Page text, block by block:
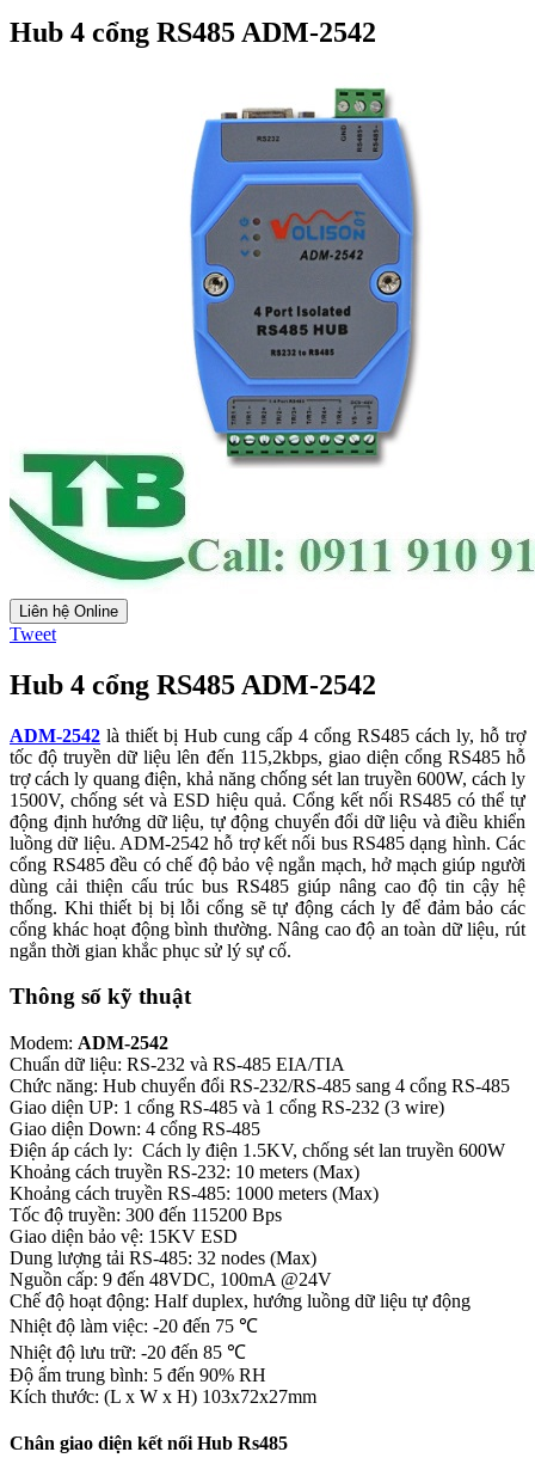
Hub 4 cổng RS485 ADM-2542
Liên hệ Online
Tweet
Hub 4 cổng RS485 ADM-2542
ADM-2542 là thiết bị Hub cung cấp 4 cổng RS485 cách ly, hỗ trợ
tốc độ truyền dữ liệu lên đến 115,2kbps, giao diện cổng RS485 hỗ
trợ cách ly quang điện, khả năng chống sét lan truyền 600W, cách ly
1500V, chống sét và ESD hiệu quả. Cổng kết nối RS485 có thể tự
động định hướng dữ liệu, tự động chuyển đổi dữ liệu và điều khiển
luồng dữ liệu. ADM-2542 hỗ trợ kết nối bus RS485 dạng hình. Các
cổng RS485 đều có chế độ bảo vệ ngắn mạch, hở mạch giúp người
dùng cải thiện cấu trúc bus RS485 giúp nâng cao độ tin cậy hệ
thống. Khi thiết bị bị lỗi cổng sẽ tự động cách ly để đảm bảo các
cổng khác hoạt động bình thường. Nâng cao độ an toàn dữ liệu, rút
ngắn thời gian khắc phục sử lý sự cố.
Thông số kỹ thuật
Modem: ADM-2542
Chuẩn dữ liệu: RS-232 và RS-485 EIA/TIA
Chức năng: Hub chuyển đổi RS-232/RS-485 sang 4 cổng RS-485
Giao diện UP: 1 cổng RS-485 và 1 cổng RS-232 (3 wire)
Giao diện Down: 4 cổng RS-485
Điện áp cách ly: Cách ly điện 1.5KV, chống sét lan truyền 600W
Khoảng cách truyền RS-232: 10 meters (Max)
Khoảng cách truyền RS-485: 1000 meters (Max)
Tốc độ truyền: 300 đến 115200 Bps
Giao diện bảo vệ: 15KV ESD
Dung lượng tải RS-485: 32 nodes (Max)
Nguồn cấp: 9 đến 48VDC, 100mA @24V
Chế độ hoạt động: Half duplex, hướng luồng dữ liệu tự động
Nhiệt độ làm việc: -20 đến 75 ℃
Nhiệt độ lưu trữ: -20 đến 85 ℃
Độ ẩm trung bình: 5 đến 90% RH
Kích thước: (L x W x H) 103x72x27mm
Chân giao diện kết nối Hub Rs485